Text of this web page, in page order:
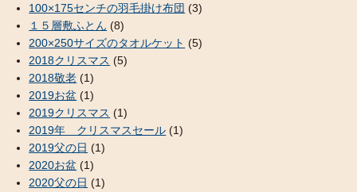
100×175センチの羽毛掛け布団 (3)
１５層敷ふとん (8)
200×250サイズのタオルケット (5)
2018クリスマス (5)
2018敬老 (1)
2019お盆 (1)
2019クリスマス (1)
2019年 クリスマスセール (1)
2019父の日 (1)
2020お盆 (1)
2020父の日 (1)